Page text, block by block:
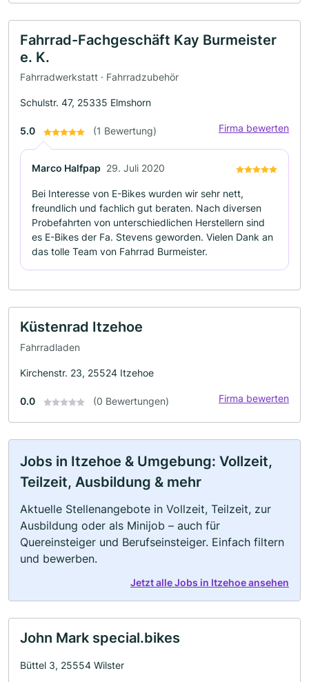
Fahrrad-Fachgeschäft Kay Burmeister
e. K.
Fahrradwerkstatt · Fahrradzubehör
Schulstr. 47, 25335 Elmshorn
5.0 (1 Bewertung) Firma bewerten
Marco Halfpap 29. Juli 2020
Bei Interesse von E-Bikes wurden wir sehr nett,
freundlich und fachlich gut beraten. Nach diversen
Probefahrten von unterschiedlichen Herstellern sind
es E-Bikes der Fa. Stevens geworden. Vielen Dank an
das tolle Team von Fahrrad Burmeister.
Küstenrad Itzehoe
Fahrradladen
Kirchenstr. 23, 25524 Itzehoe
0.0 (0 Bewertungen) Firma bewerten
Jobs in Itzehoe & Umgebung: Vollzeit,
Teilzeit, Ausbildung & mehr
Aktuelle Stellenangebote in Vollzeit, Teilzeit, zur
Ausbildung oder als Minijob – auch für
Quereinsteiger und Berufseinsteiger. Einfach filtern
und bewerben.
Jetzt alle Jobs in Itzehoe ansehen
John Mark special.bikes
Büttel 3, 25554 Wilster